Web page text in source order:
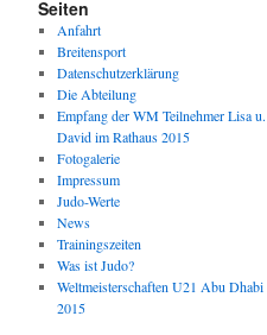
Seiten
Anfahrt
Breitensport
Datenschutzerklärung
Die Abteilung
Empfang der WM Teilnehmer Lisa u.
David im Rathaus 2015
Fotogalerie
Impressum
Judo-Werte
News
Trainingszeiten
Was ist Judo?
Weltmeisterschaften U21 Abu Dhabi
2015